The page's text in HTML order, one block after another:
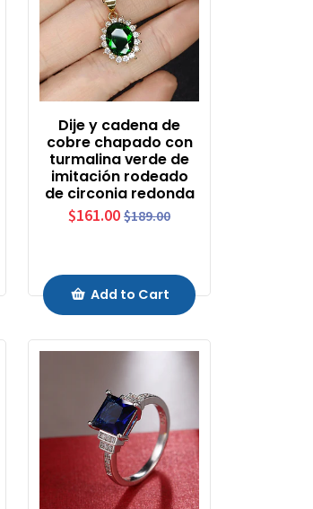
Dije y cadena de
cobre chapado con
turmalina verde de
imitación rodeado
de circonia redonda
$161.00 $189.00
Add to Cart